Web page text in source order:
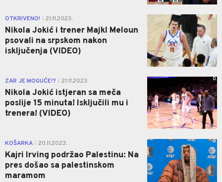
OTKRIVENO! 21.11.2023.
Nikola Jokić i trener Majkl Meloun
psovali na srpskom nakon
isključenja (VIDEO)
0
ZAR JE MOGUĆE!? 21.11.2023.
Nikola Jokić istjeran sa meča
poslije 15 minuta! Isključili mu i
trenera! (VIDEO)
0
KOŠARKA 20.11.2023.
Kajri Irving podržao Palestinu: Na
pres došao sa palestinskom
maramom
0